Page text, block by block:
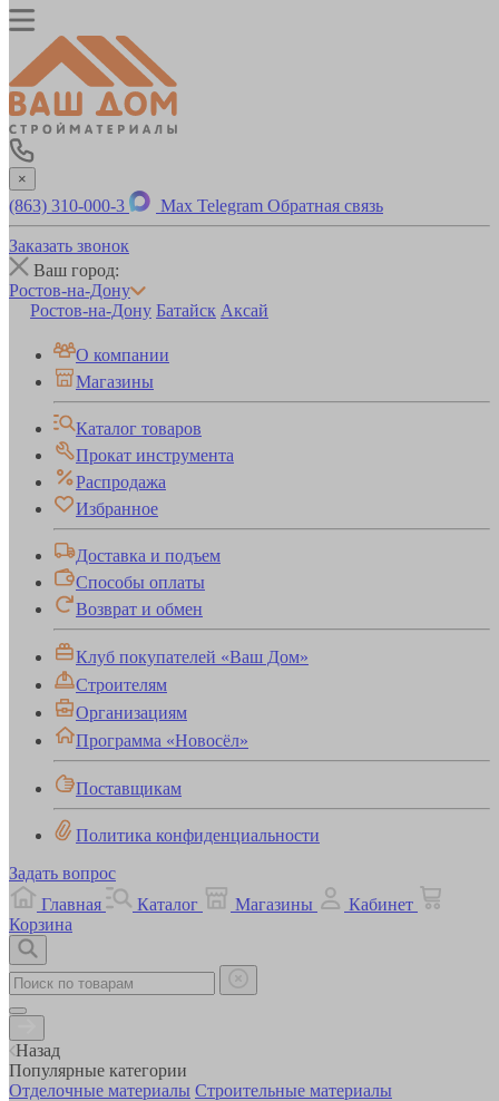
×
(863) 310-000-3 Max Telegram Обратная связь
Заказать звонок
Ваш город:
Ростов-на-Дону
Ростов-на-Дону Батайск Аксай
О компании
Магазины
Каталог товаров
Прокат инструмента
Распродажа
Избранное
Доставка и подъем
Способы оплаты
Возврат и обмен
Клуб покупателей «Ваш Дом»
Строителям
Организациям
Программа «Новосёл»
Поставщикам
Политика конфиденциальности
Задать вопрос
Главная
Каталог Магазины
Кабинет
Корзина
Назад
Популярные категории
Отделочные материалы Строительные материалы